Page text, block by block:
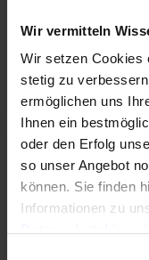
Wir vermitteln
Wir setzen Cookies
stetig zu
ermöglichen uns
Ihnen ein
oder den Erfolg
so unser Angebot
können. Sie finden
Informationen zu
Zahlen…
WEITERLESEN
Grünes
CO2-
12.02.2026